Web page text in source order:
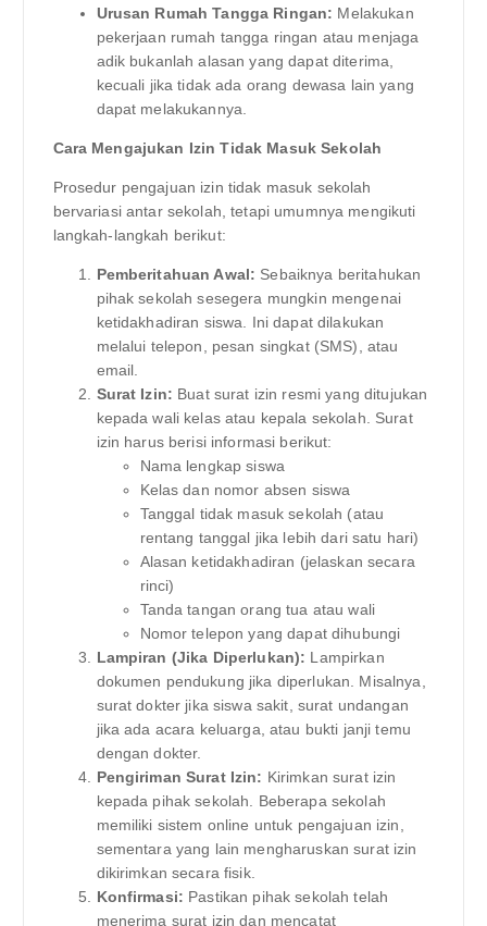
Urusan Rumah Tangga Ringan: Melakukan
pekerjaan rumah tangga ringan atau menjaga
adik bukanlah alasan yang dapat diterima,
kecuali jika tidak ada orang dewasa lain yang
dapat melakukannya.
Cara Mengajukan Izin Tidak Masuk Sekolah
Prosedur pengajuan izin tidak masuk sekolah
bervariasi antar sekolah, tetapi umumnya mengikuti
langkah-langkah berikut:
Pemberitahuan Awal: Sebaiknya beritahukan
pihak sekolah sesegera mungkin mengenai
ketidakhadiran siswa. Ini dapat dilakukan
melalui telepon, pesan singkat (SMS), atau
email.
Surat Izin: Buat surat izin resmi yang ditujukan
kepada wali kelas atau kepala sekolah. Surat
izin harus berisi informasi berikut:
Nama lengkap siswa
Kelas dan nomor absen siswa
Tanggal tidak masuk sekolah (atau
rentang tanggal jika lebih dari satu hari)
Alasan ketidakhadiran (jelaskan secara
rinci)
Tanda tangan orang tua atau wali
Nomor telepon yang dapat dihubungi
Lampiran (Jika Diperlukan): Lampirkan
dokumen pendukung jika diperlukan. Misalnya,
surat dokter jika siswa sakit, surat undangan
jika ada acara keluarga, atau bukti janji temu
dengan dokter.
Pengiriman Surat Izin: Kirimkan surat izin
kepada pihak sekolah. Beberapa sekolah
memiliki sistem online untuk pengajuan izin,
sementara yang lain mengharuskan surat izin
dikirimkan secara fisik.
Konfirmasi: Pastikan pihak sekolah telah
menerima surat izin dan mencatat